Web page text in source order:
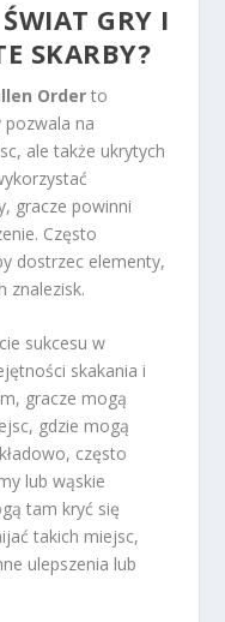
GRY I
SKARBY?
Order to
pozwala na
ale także ukrytych
gracze powinni
Często
dostrzec elementy,
znalezisk.
sukcesu w
skakania i
gracze mogą
gdzie mogą
często
lub wąskie
tam kryć się
takich miejsc,
ulepszenia lub